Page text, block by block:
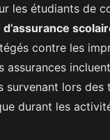
les étudiants de
contre les
assurances
survenant lors des
durant les